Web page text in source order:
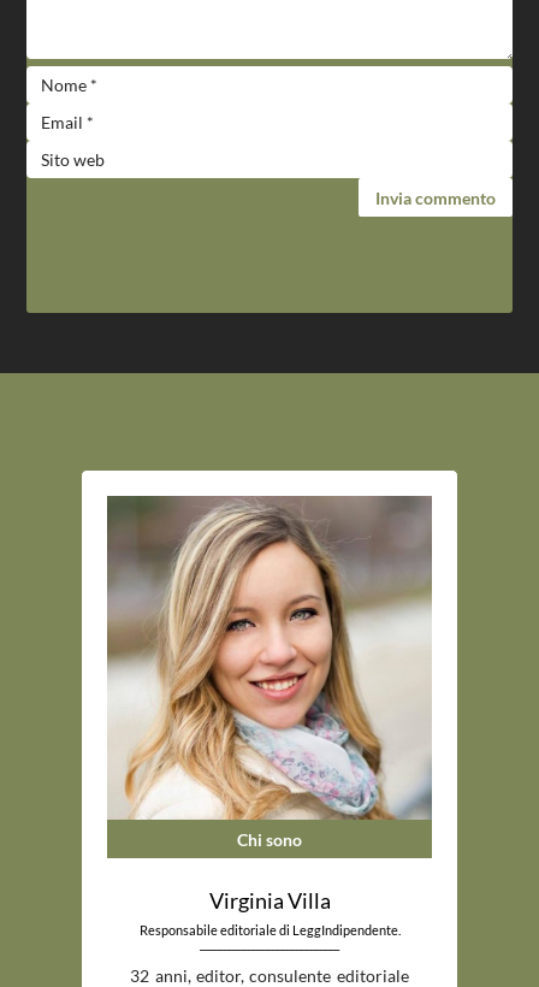
Invia commento
Chi sono
Virginia Villa
Responsabile editoriale di LeggIndipendente.
_____________________________
32 anni, editor, consulente editoriale